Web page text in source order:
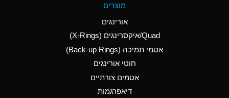
Aluminum Nitrate
(Aqueous)
Aluminum Phosphate
מוצרים
אורינגים
Quad/איקסרינגים (X-Rings)
אטמי תמיכה (Back-up Rings)
חוטי אורינגים
אטמים צורתיים
דיאפרגמות